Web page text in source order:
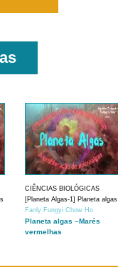
CIÊNCIAS BIOLÓGICAS
[Planeta Algas-1] Planeta algas
Fanly Fungyi Chow Ho
Planeta algas –Marés
vermelhas